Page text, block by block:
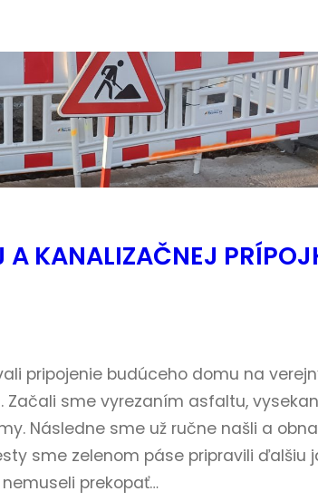
KANALIZAČNEJ
pripojenie budúceho domu na
sme vyrezaním asfaltu,
Následne sme už ručne našli a
sme zelenom páse pripravili ďalšiu
prekopať…